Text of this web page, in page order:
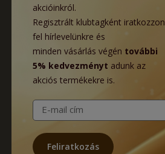
akcióinkról.
Regisztrált klubtagként iratkozzon
fel hírlevelünkre és
minden vásárlás végén további
5% kedvezményt adunk az
akciós termékekre is.
E-mail cím
Feliratkozás